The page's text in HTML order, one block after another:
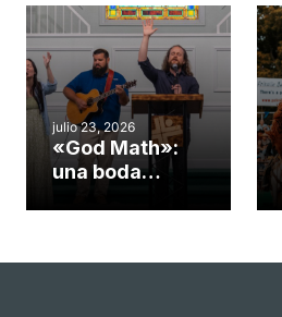
Cary se
convirtió en un
insólito campo
misionero te
cuento
julio 23, 2026
«God Math»:
una boda
celebra el